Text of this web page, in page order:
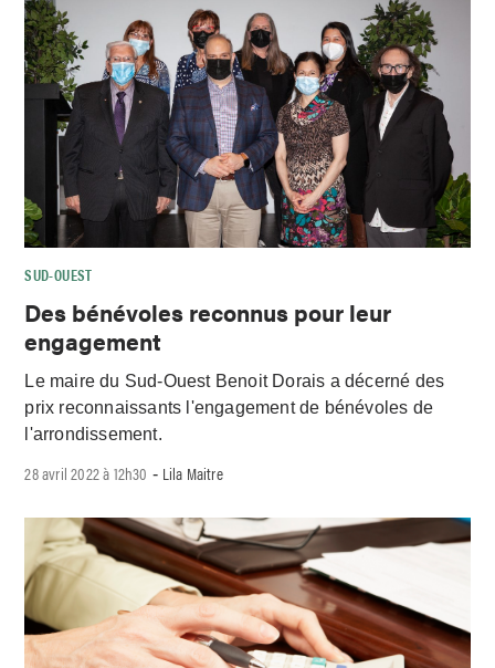
SUD-OUEST
Des bénévoles reconnus pour leur
engagement
Le maire du Sud-Ouest Benoit Dorais a décerné des
prix reconnaissants l'engagement de bénévoles de
l'arrondissement.
28 avril 2022 à 12h30 - Lila Maitre